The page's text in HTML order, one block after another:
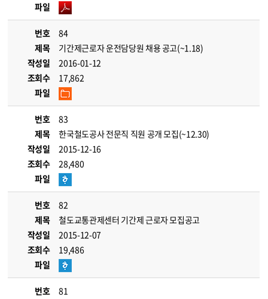
파일
번호
84
제목
기간제근로자 운전담당원 채용 공고(~1.18)
작성일
2016-01-12
조회수
17,862
파일
번호
83
제목
한국철도공사 전문직 직원 공개 모집(~12.30)
작성일
2015-12-16
조회수
28,480
파일
번호
82
제목
철도교통관제센터 기간제 근로자 모집공고
작성일
2015-12-07
조회수
19,486
파일
번호
81